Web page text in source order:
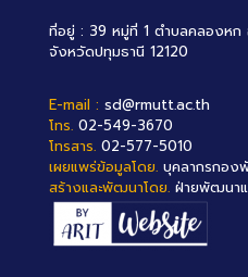
ที่อยู่ : 39 หมู่ที่ 1 ตำบลคลองหก
จังหวัดปทุมธานี 12120
E-mail : sd@rmutt.ac.th
โทร. 02-549-3670
โทรสาร. 02-577-5010
เผยแพร่ข้อมูลโดย. บุคลากรกอง
สร้างและพัฒนาโดย. ฝ่ายพัฒนาแ